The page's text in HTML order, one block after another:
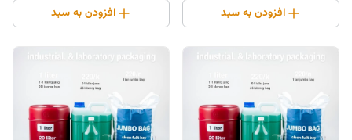
افزودن به سبد افزودن به سبد